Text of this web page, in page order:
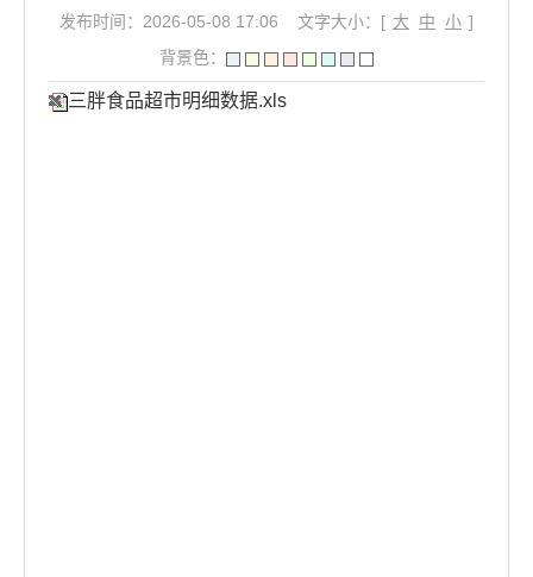
发布时间：2026-05-08 17:06
文字大小：[ 大 中 小 ]
背景色：
三胖食品超市明细数据.xls